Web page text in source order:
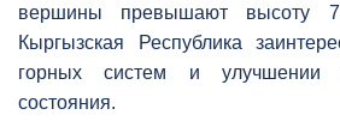
вершины превышают высоту
Кыргызская Республика
горных систем и улучшении
состояния.